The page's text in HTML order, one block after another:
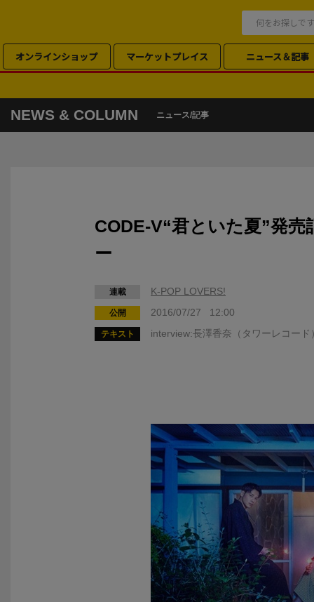
オンラインショップ マーケットプレイス ニュース＆記事
NEWS & COLUMN ニュース/記事
CODE-V“君といた夏”発売
ー
連載 K-POP LOVERS!
公開 2016/07/27 12:00
テキスト interview:長澤香奈（タワーレコード